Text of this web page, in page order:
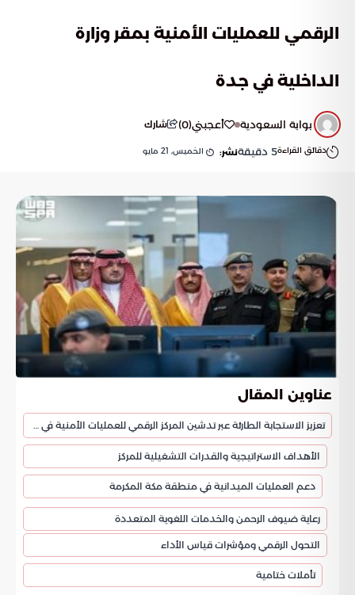
الرقمي للعمليات الأمنية بمقر وزارة
الداخلية في جدة
بوابة السعودية أعجبني(
0
) شارك
دقائق القراءة5 دقيقةنشر: الخميس, 21 مايو
عناوين المقال
تعزيز الاستجابة الطارئة عبر تدشين المركز الرقمي للعمليات الأمنية في جدة
الأهداف الاستراتيجية والقدرات التشغيلية للمركز
دعم العمليات الميدانية في منطقة مكة المكرمة
رعاية ضيوف الرحمن والخدمات اللغوية المتعددة
التحول الرقمي ومؤشرات قياس الأداء
تأملات ختامية